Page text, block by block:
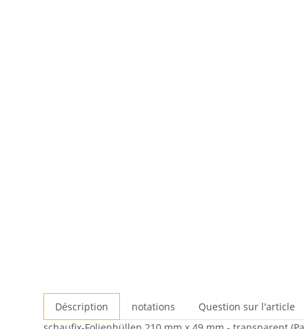
Déscription notations
Question sur l'article